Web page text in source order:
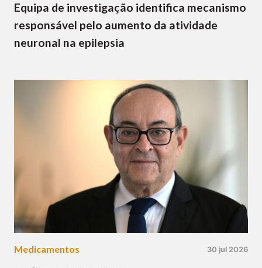
Equipa de investigação identifica mecanismo
responsável pelo aumento da atividade
neuronal na epilepsia
Medicamentos 30 jul 2026